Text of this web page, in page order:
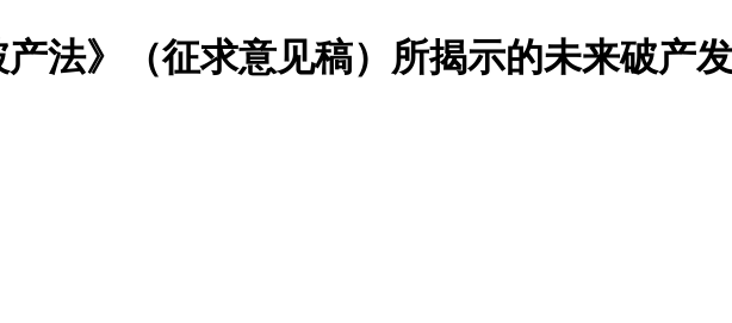
法》（征求意见稿）所揭示的未来破产